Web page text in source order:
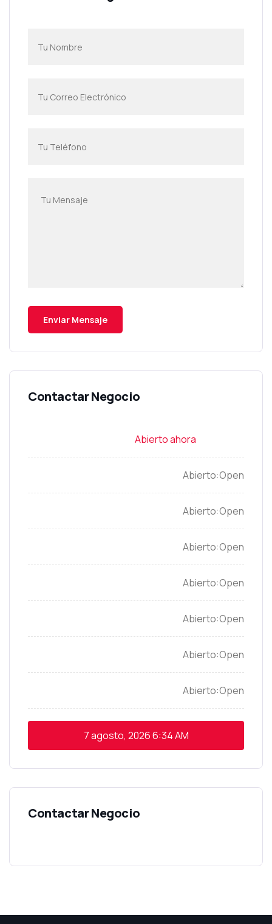
Open
Open
Open
Open
Open
Open
Open
7 agosto, 20266:34 AM